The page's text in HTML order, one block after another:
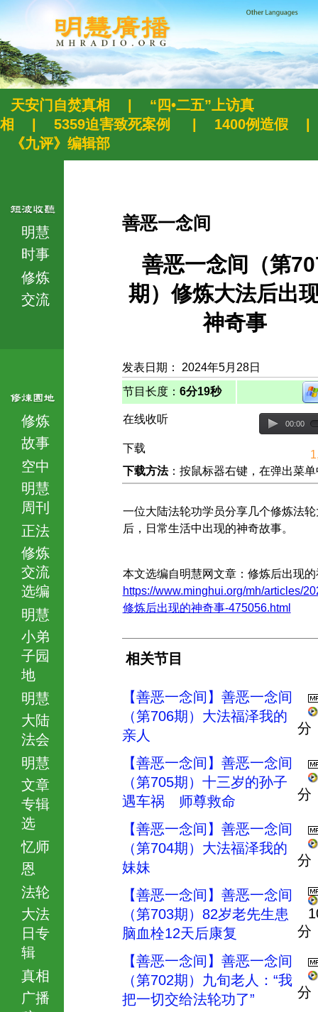
天安门自焚真相
“四•二五”上访真
相
5359迫害致死案例 1400例造假
《九评》编辑部
明慧
时事
修炼
交流
修炼
故事
空中
明慧
周刊
正法
修炼
交流
选编
明慧
小弟
子园
地
明慧
大陆
法会
明慧
文章
专辑
选
忆师
恩
法轮
大法
日专
辑
真相
广播
善恶一念间
善恶一念间（第
期）修炼大法后出
神奇事
发表日期： 2024年5月28日
节目长度： 6分19秒
在线收听 00:00
下载
下载方法：按鼠标器右键，在弹出菜
一位大陆法轮功学员分享几个修炼法轮
后，日常生活中出现的神奇故事。
本文选编自明慧网文章：修炼后出现
https://www.minghui.org/mh/articles/
修炼后出现的神奇事-475056.html
相关节目
【善恶一念间】善恶一念间
（第706期）大法福泽我的
亲人
分
【善恶一念间】善恶一念间
（第705期）十三岁的孙子
遇车祸 师尊救命
分
【善恶一念间】善恶一念间
（第704期）大法福泽我的
妹妹
分
【善恶一念间】善恶一念间
（第703期）82岁老先生患
脑血栓12天后康复
分
【善恶一念间】善恶一念间
（第702期）九旬老人：“我
把一切交给法轮功了”
分